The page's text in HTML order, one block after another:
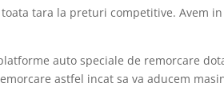
tara la preturi competitive. Avem
auto speciale de remorcare
astfel incat sa va aducem